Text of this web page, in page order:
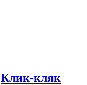
Клик-кляк